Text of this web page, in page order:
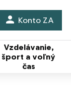
Konto ZA
Vzdelávanie,
šport a voľný
čas